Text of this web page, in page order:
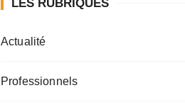
e
o
LES RUBRIQUES
Actualité
Professionnels